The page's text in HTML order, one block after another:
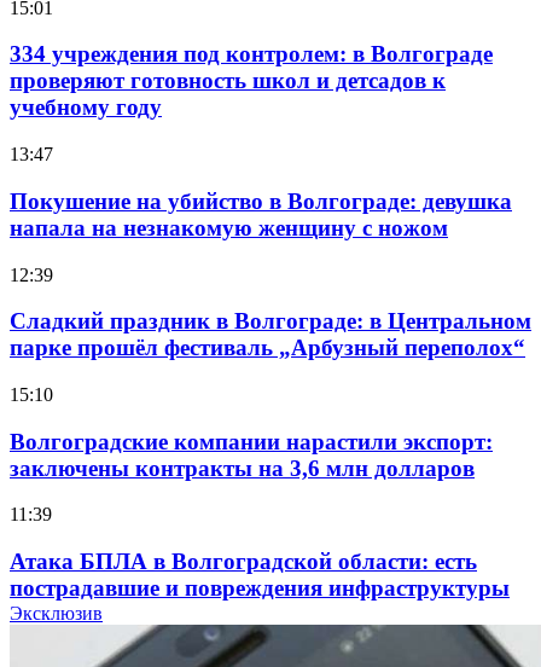
15:01
334 учреждения под контролем: в Волгограде
проверяют готовность школ и детсадов к
учебному году
13:47
Покушение на убийство в Волгограде: девушка
напала на незнакомую женщину с ножом
12:39
Сладкий праздник в Волгограде: в Центральном
парке прошёл фестиваль „Арбузный переполох“
15:10
Волгоградские компании нарастили экспорт:
заключены контракты на 3,6 млн долларов
11:39
Атака БПЛА в Волгоградской области: есть
пострадавшие и повреждения инфраструктуры
Эксклюзив